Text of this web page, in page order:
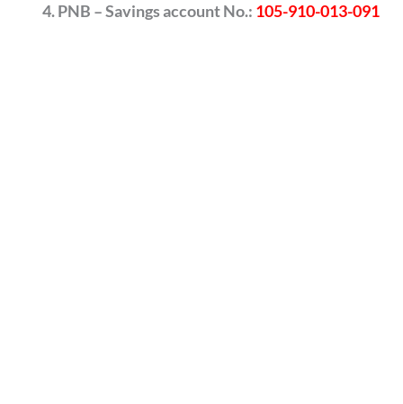
PNB – Savings account No.: 105-910-013-091